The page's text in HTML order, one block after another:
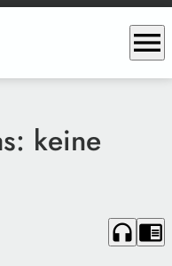
menu
keine
headphones chrome_reader_mode